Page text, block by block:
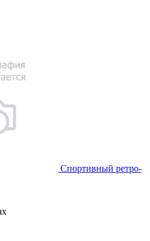
Спортивный ретро-